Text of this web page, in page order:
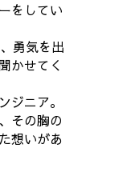
をしてい
勇気を出
かせてく
ジニア。
その胸の
想いがあ